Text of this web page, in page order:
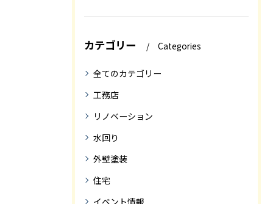
カテゴリー Categories
全てのカテゴリー
工務店
リノベーション
水回り
外壁塗装
住宅